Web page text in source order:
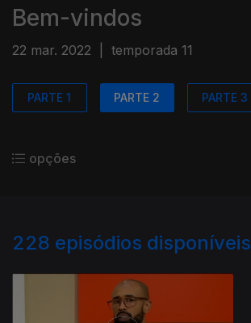
Bem-vindos
22 mar. 2022 temporada 11
PARTE 1 PARTE 2 PARTE 3
opções
228 episódios disponíveis